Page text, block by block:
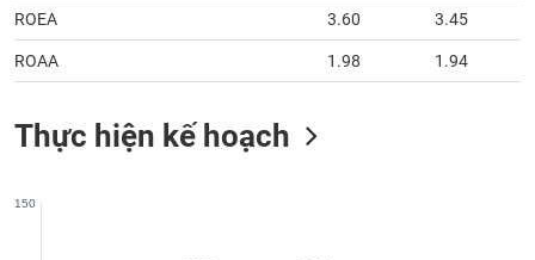
ROEA 3.60 3.45
ROAA 1.98 1.94
Thực hiện kế hoạch
150